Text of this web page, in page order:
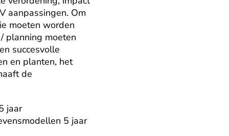
aanpassingen. Om
moeten worden
planning moeten
succesvolle
en planten, het
de
jaar
5 jaar